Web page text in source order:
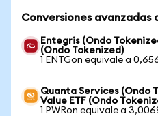
Conversiones avanzadas
Entegris (Ondo
(Ondo Tokenized)
1 ENTGon equivale a
Quanta Services (Ondo
Value ETF (Ondo
1 PWRon equivale a